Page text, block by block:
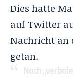
Dies hatte
auf Twitter
Nachricht an
getan.
Nach